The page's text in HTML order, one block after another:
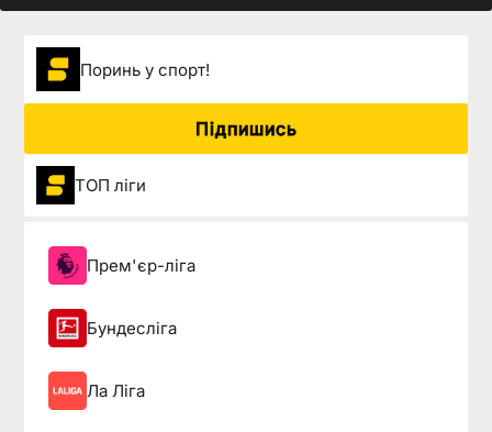
Поринь у спорт!
Підпишись
ТОП ліги
Прем'єр-ліга
Бундесліга
Ла Ліга